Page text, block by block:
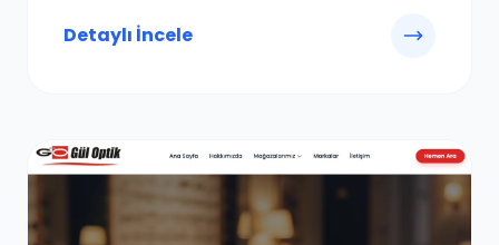
Detaylı İncele